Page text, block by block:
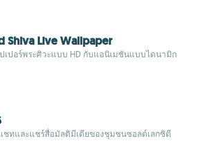
Shiva Live Wallpaper
ปเปอร์พระศิวะแบบ HD กับแอนิเมชันแบบไดนามิก
ชทและแชร์สื่อมัลติมีเดียของชุมชนซอลต์เลกซิตี